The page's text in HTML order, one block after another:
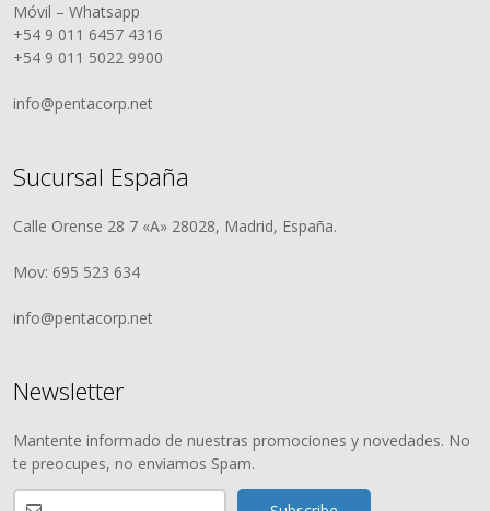
Móvil – Whatsapp
+54 9 011 6457 4316
+54 9 011 5022 9900
info@pentacorp.net
Sucursal España
Calle Orense 28 7 «A» 28028, Madrid, España.
Mov: 695 523 634
info@pentacorp.net
Newsletter
Mantente informado de nuestras promociones y novedades. No
te preocupes, no enviamos Spam.